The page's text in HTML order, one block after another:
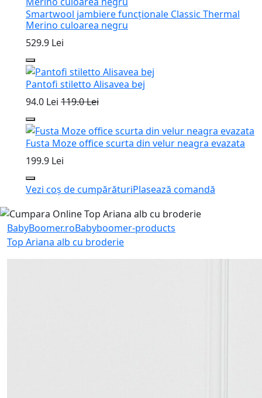
Smartwool jambiere funcționale Classic Thermal
Merino culoarea negru
529.9 Lei
Pantofi stiletto Alisavea bej
94.0 Lei 119.0 Lei
Fusta Moze office scurta din velur neagra evazata
199.9 Lei
Vezi coș de cumpărăturiPlasează comandă
BabyBoomer.roBabyboomer-products
Top Ariana alb cu broderie